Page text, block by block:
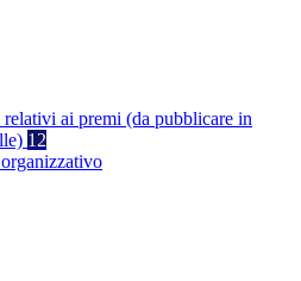
ai premi (da pubblicare in
12